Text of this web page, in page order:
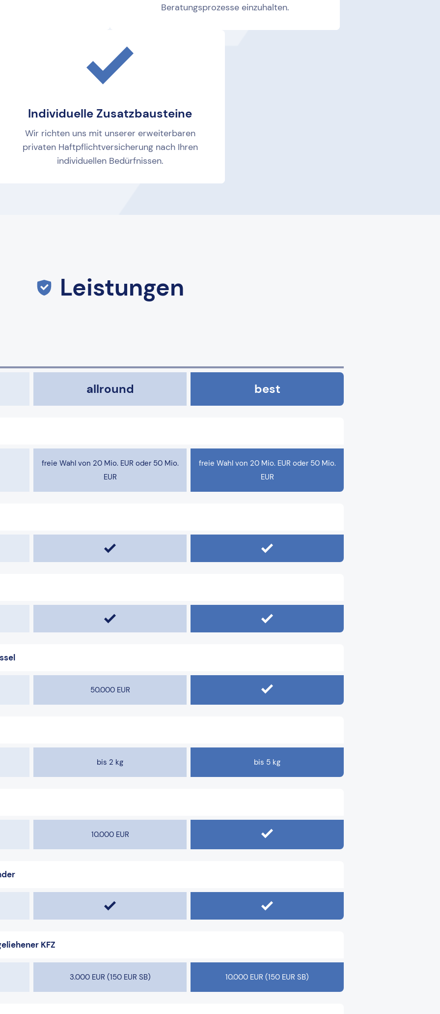
Beratungsprozesse einzuhalten.
Individuelle Zusatzbausteine
Wir richten uns mit unserer erweiterbaren
privaten Haftpflichtversicherung nach Ihren
individuellen Bedürfnissen.
Leistungen
allround best
freie Wahl von 20 Mio. EUR oder 50 Mio.
EUR
freie Wahl von 20 Mio. EUR oder 50 Mio.
EUR
50.000 EUR
bis 2 kg bis 5 kg
10.000 EUR
KFZ
3.000 EUR (150 EUR SB) 10.000 EUR (150 EUR SB)